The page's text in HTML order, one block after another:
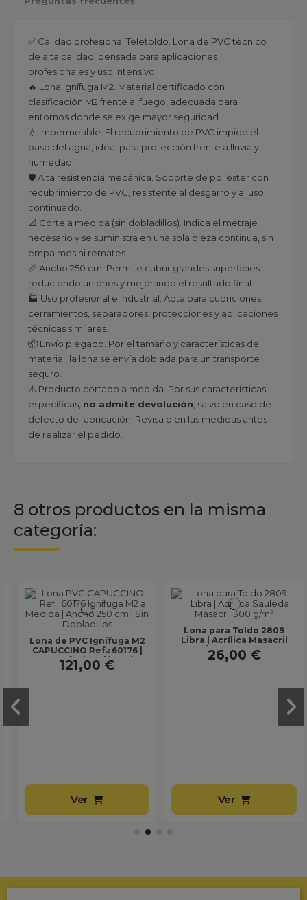
✅ Calidad profesional Teletoldo. Lona de PVC técnico
de alta calidad, pensada para aplicaciones
profesionales y uso intensivo.
🔥 Lona ignífuga M2. Material certificado con
clasificación M2 frente al fuego, adecuada para
entornos donde se exige mayor seguridad.
💧 Impermeable. El recubrimiento de PVC impide el
paso del agua, ideal para protección frente a lluvia y
humedad.
🛡️ Alta resistencia mecánica. Soporte de poliéster con
recubrimiento de PVC, resistente al desgarro y al uso
continuado.
📐 Corte a medida (sin dobladillos). Indica el metraje
necesario y se suministra en una sola pieza continua, sin
empalmes ni remates.
📏 Ancho 250 cm. Permite cubrir grandes superficies
reduciendo uniones y mejorando el resultado final.
🏭 Uso profesional e industrial. Apta para cubriciones,
cerramientos, separadores, protecciones y aplicaciones
técnicas similares.
📦 Envío plegado. Por el tamaño y características del
material, la lona se envía doblada para un transporte
seguro.
⚠️ Producto cortado a medida. Por sus características
específicas, no admite devolución , salvo en caso de
defecto de fabricación. Revisa bien las medidas antes
de realizar el pedido.
8 otros productos en la misma
categoría:
Lona de PVC Ignífuga M2
CAPUCCINO Ref.: 60176 |
Uso Profesional | Ancho
250 cm | Sin...
121,00 €
Ver
Lona para Toldo 2809
Libra | Acrílica Masacril
300 g/m² | Ancho 1,20 m |
Lona sin...
26,00 €
Ver